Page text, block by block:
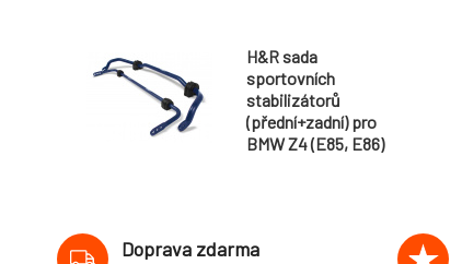
H&R sada
sportovních
stabilizátorů
(přední+zadní) pro
BMW Z4 (E85, E86)
mm/21 mm
Doprava zdarma